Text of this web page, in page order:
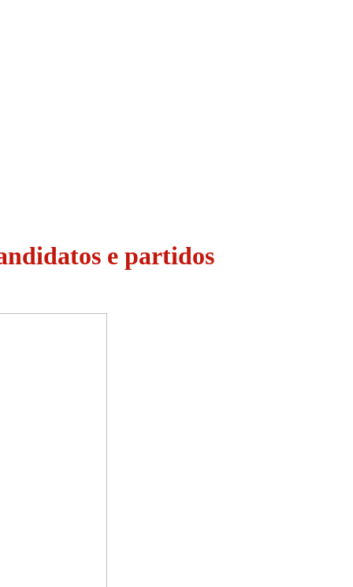
e partidos